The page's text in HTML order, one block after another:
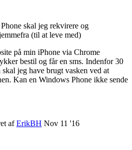
skal jeg rekvirere og
(til at leve med)
på min iPhone via Chrome
bestil og får en sms. Indenfor 30
jeg have brugt vasken ved at
Kan en Windows Phone ikke sende
afErikBH Nov 11 '16